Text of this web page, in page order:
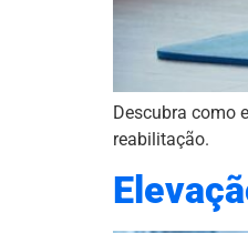
Descubra como
reabilitação.